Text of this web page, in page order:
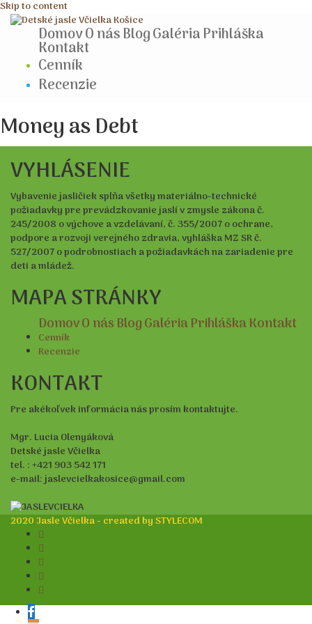
Skip to content
DomovO násBlogGalériaPrihláška
Kontakt
Cenník
Recenzie
Money as Debt
VYHLÁSENIE
Vybavenie jasličiek spĺňa všetky materiálno-technické
požiadavky pre prevádzkovanie jaslí v zmysle zákona č.
245/2008 o výchove a vzdelávaní, č. 355/2007 o ochrane,
podpore a rozvoji verejného zdravia, vyhláška MZ SR č.
527/2007 o podrobnostiach a požiadavkách na zariadenie pre
deti a mládež.
MAPA STRÁNKY
DomovO nás BlogGalériaPrihláškaKontakt
Cenník
Recenzie
KONTAKT
Pre akékoľvek informácia nás prosím kontaktujte.
Mgr. Lucia Olenyáková
Detské jasle Včielka
tel. : +421 903 542 171
e-mail: jaslevcielkakosice@gmail.com
2020 Jasle Včielka - created by STYLECOM